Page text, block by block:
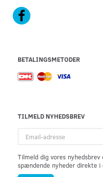
BETALINGSMETODER
TILMELD NYHEDSBREV
adresse
Tilmeld dig vores
spændende nyheder direkte i